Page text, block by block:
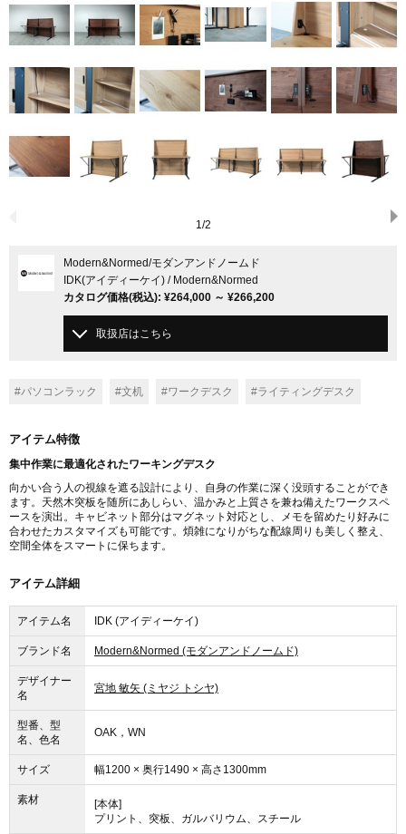
1 /2
Modern&Normed/モダンアンドノームド
IDK(アイディーケイ) / Modern&Normed
カタログ価格(税込): ¥264,000 ～ ¥266,200
取扱店はこちら
#パソコンラック #文机 #ワークデスク #ライティングデスク
アイテム特徴
集中作業に最適化されたワーキングデスク
向かい合う人の視線を遮る設計により、自身の作業に深く没頭することができ
ます。天然木突板を随所にあしらい、温かみと上質さを兼ね備えたワークスペ
ースを演出。キャビネット部分はマグネット対応とし、メモを留めたり好みに
合わせたカスタマイズも可能です。煩雑になりがちな配線周りも美しく整え、
空間全体をスマートに保ちます。
アイテム詳細
アイテム名 IDK (アイディーケイ)
ブランド名 Modern&Normed (モダンアンドノームド)
デザイナー
名
宮地 敏矢 (ミヤジ トシヤ)
型番、型
名、色名
OAK，WN
サイズ 幅1200 × 奥行1490 × 高さ1300mm
素材
[本体]
プリント、突板、ガルバリウム、スチール